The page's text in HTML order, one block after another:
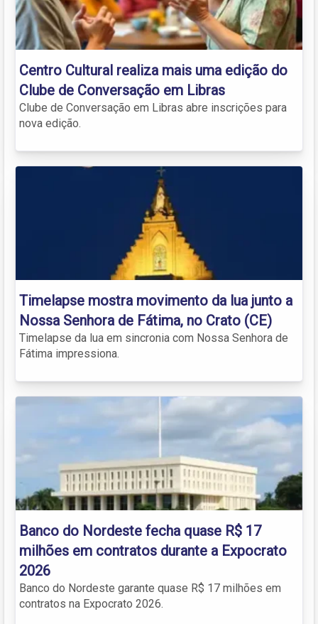
Centro Cultural realiza mais uma edição do
Clube de Conversação em Libras
Clube de Conversação em Libras abre inscrições para
nova edição.
Timelapse mostra movimento da lua junto a
Nossa Senhora de Fátima, no Crato (CE)
Timelapse da lua em sincronia com Nossa Senhora de
Fátima impressiona.
Banco do Nordeste fecha quase R$ 17
milhões em contratos durante a Expocrato
2026
Banco do Nordeste garante quase R$ 17 milhões em
contratos na Expocrato 2026.